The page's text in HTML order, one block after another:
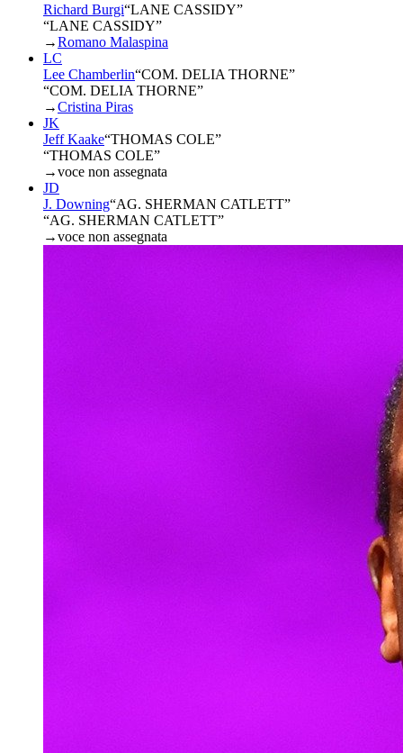
Richard Burgi“LANE CASSIDY”
“LANE CASSIDY”
→Romano Malaspina
LC
Lee Chamberlin“COM. DELIA THORNE”
“COM. DELIA THORNE”
→Cristina Piras
JK
Jeff Kaake“THOMAS COLE”
“THOMAS COLE”
→voce non assegnata
JD
J. Downing“AG. SHERMAN CATLETT”
“AG. SHERMAN CATLETT”
→voce non assegnata